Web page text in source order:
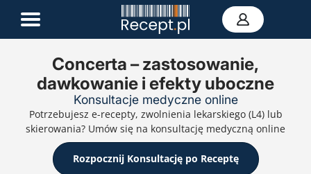
E-recepta
Zwolnienie L4
E-skierowanie
Teleporada
Portal zdrowia
Kontakt
Concerta – zastosowanie,
dawkowanie i efekty uboczne
Konsultacje medyczne online
Potrzebujesz e-recepty, zwolnienia lekarskiego (L4) lub
skierowania? Umów się na konsultację medyczną online
Rozpocznij Konsultację po Receptę